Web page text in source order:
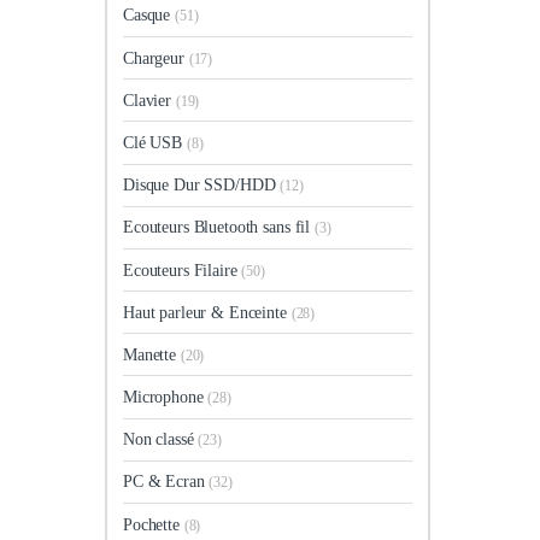
Casque(51)
Chargeur (17)
Clavier (19)
Clé USB (8)
Disque Dur SSD/HDD(12)
Ecouteurs Bluetooth sans fil (3)
Ecouteurs Filaire(50)
Haut parleur & Enceinte (28)
Manette (20)
Microphone(28)
Non classé(23)
PC & Ecran(32)
Pochette (8)